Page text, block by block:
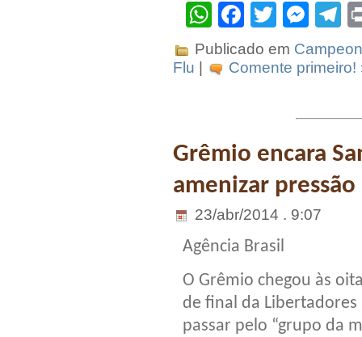
WhatsApp
Facebook
Twitter
Publicado em
Flu
Comente primeiro!
Grêmio encara
amenizar pressão
23/abr/2014 . 9:07
Agência Brasil
O Grêmio chegou às
de final da Libertadores
passar pelo “grupo da